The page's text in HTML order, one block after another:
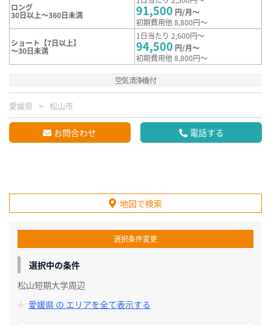
ロング
30日以上～360日未満 91,500 円/月～
初期費用他 8,800円～
ショート【7日以上】
～30日未満
1日当たり 2,600円～
94,500 円/月～
初期費用他 8,800円～
空気清浄機付
愛媛県 松山市
お問合わせ 電話する
地図で検索
選択条件変更
選択中の条件
松山短期大学周辺
愛媛県 の エリアを全て表示する